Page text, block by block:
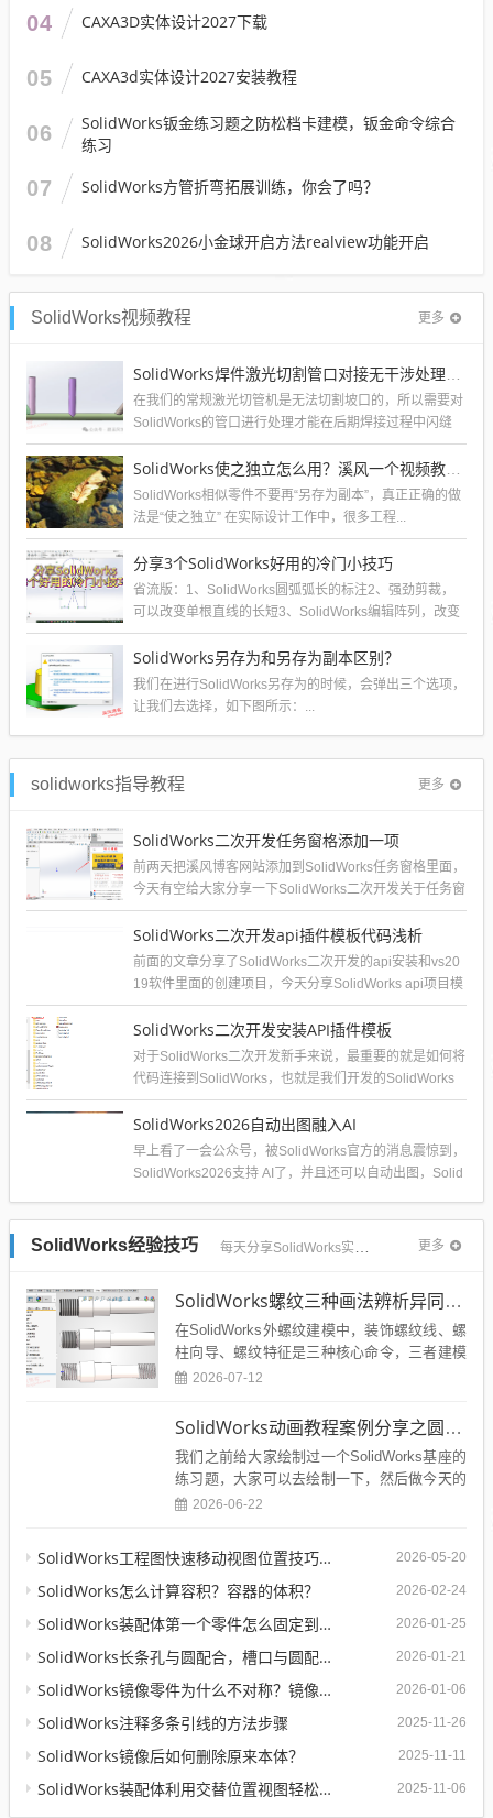
04 CAXA3D实体设计2027下载
05 CAXA3d实体设计2027安装教程
06
SolidWorks钣金练习题之防松档卡建模，钣金命令综合
练习
07 SolidWorks方管折弯拓展训练，你会了吗？
08 SolidWorks2026小金球开启方法realview功能开启
SolidWorks视频教程 更多
在我们的常规激光切管机是无法切割坡口的，所以需要对
SolidWorks的管口进行处理才能在后期焊接过程中闪缝
小，同时方便对接无误差。溪风...
SolidWorks相似零件不要再“另存为副本”，真正正确的做
法是“使之独立” 在实际设计工作中，很多工程...
分享3个SolidWorks好用的冷门小技巧
省流版：1、SolidWorks圆弧弧长的标注2、强劲剪裁，
可以改变单根直线的长短3、SolidWorks编辑阵列，改变
阵列个数。...
SolidWorks另存为和另存为副本区别？
我们在进行SolidWorks另存为的时候，会弹出三个选项，
让我们去选择，如下图所示：...
solidworks指导教程 更多
SolidWorks二次开发任务窗格添加一项
前两天把溪风博客网站添加到SolidWorks任务窗格里面，
今天有空给大家分享一下SolidWorks二次开发关于任务窗
格菜单的添加。效...
SolidWorks二次开发api插件模板代码浅析
前面的文章分享了SolidWorks二次开发的api安装和vs20
19软件里面的创建项目，今天分享SolidWorks api项目模
板的...
SolidWorks二次开发安装API插件模板
对于SolidWorks二次开发新手来说，最重要的就是如何将
代码连接到SolidWorks，也就是我们开发的SolidWorks
插件如何...
SolidWorks2026自动出图融入AI
早上看了一会公众号，被SolidWorks官方的消息震惊到，
SolidWorks2026支持 AI了，并且还可以自动出图，Solid
SolidWorks经验技巧 每天分享SolidWorks实战经验和技巧 更多
SolidWorks螺纹三种画法辨析异同：装饰螺纹线、螺柱向导、螺纹特征
在SolidWorks外螺纹建模中，装饰螺纹线、螺
柱向导、螺纹特征是三种核心命令，三者建模
逻辑、模型属性、使用场景差异极大，也是新
2026-07-12
SolidWorks动画教程案例分享之圆管分料动画，重力自然滑落
我们之前给大家绘制过一个SolidWorks基座的
练习题，大家可以去绘制一下，然后做今天的
这个动画。SolidWorks钣金基座练习题...
2026-06-22
SolidWorks工程图快速移动视图位置技巧，溪风实战分享 2026-05-20
SolidWorks怎么计算容积？容器的体积？ 2026-02-24
SolidWorks装配体第一个零件怎么固定到中心原点？90%的人一开始就做错了 2026-01-25
SolidWorks长条孔与圆配合，槽口与圆配合超快方法 2026-01-21
SolidWorks镜像零件为什么不对称？镜像命令使用详解 2026-01-06
SolidWorks注释多条引线的方法步骤 2025-11-26
SolidWorks镜像后如何删除原来本体？ 2025-11-11
SolidWorks装配体利用交替位置视图轻松实现两种状态工程图纸 2025-11-06